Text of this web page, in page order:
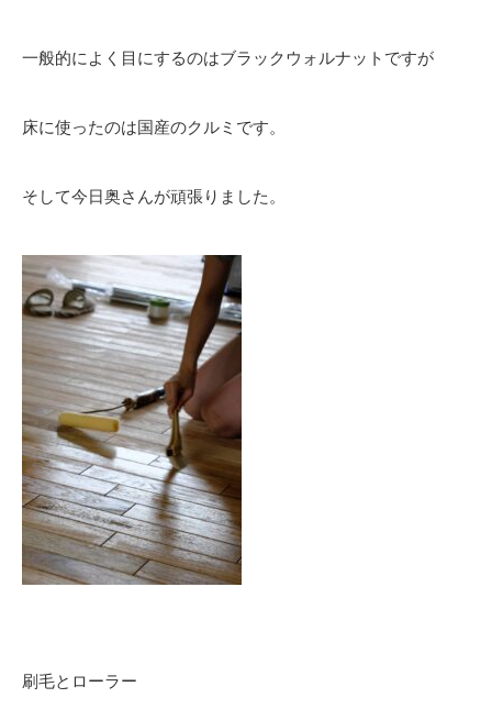
一般的によく目にするのはブラックウォルナットですが
床に使ったのは国産のクルミです。
そして今日奥さんが頑張りました。
刷毛とローラー